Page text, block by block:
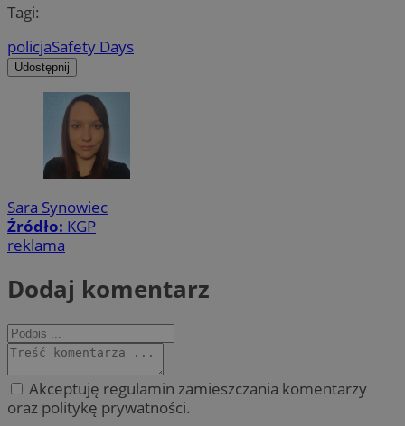
Tagi:
policjaSafety Days
Udostępnij
Sara Synowiec
Źródło: KGP
reklama
Dodaj komentarz
Akceptuję regulamin zamieszczania komentarzy
oraz politykę prywatności.